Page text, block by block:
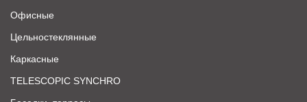
Офисные
Цельностеклянные
Каркасные
TELESCOPIC SYNCHRO